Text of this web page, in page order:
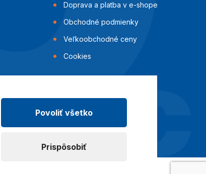
Doprava a platba v e-shope
Obchodné podmienky
Veľkoobchodné ceny
Cookies
Prispôsobiť
Povoliť všetko